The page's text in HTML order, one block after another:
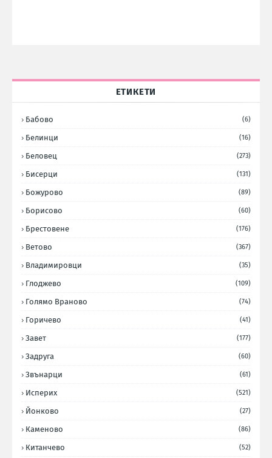
ЕТИКЕТИ
Бабово (6)
Белинци (16)
Беловец (273)
Бисерци (131)
Божурово (89)
Борисово (60)
Брестовене (176)
Ветово (367)
Владимировци (35)
Глоджево (109)
Голямо Враново (74)
Горичево (41)
Завет (177)
Задруга (60)
Звънарци (61)
Исперих (521)
Йонково (27)
Каменово (86)
Китанчево (52)